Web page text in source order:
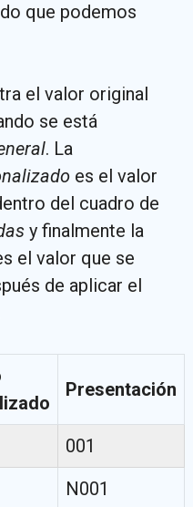
que podemos
el valor original
se está
. La
es el valor
del cuadro de
y finalmente la
el valor que se
de aplicar el
Presentación
001
N001